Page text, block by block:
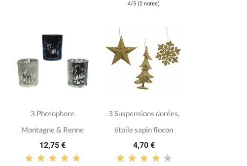
4/5 (2 notes)
3 Photophore
Montagne & Renne
12,75 €
3 Suspensions dorées,
étoile sapin flocon
4,70 €